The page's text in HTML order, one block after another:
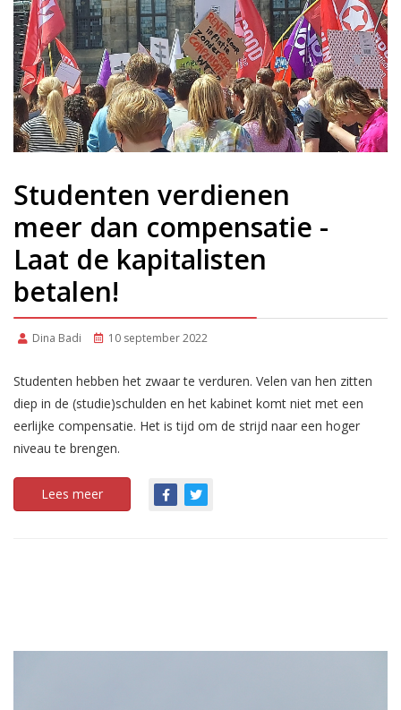
Studenten verdienen
meer dan compensatie -
Laat de kapitalisten
betalen!
Dina Badi 10 september 2022
Studenten hebben het zwaar te verduren. Velen van hen zitten
diep in de (studie)schulden en het kabinet komt niet met een
eerlijke compensatie. Het is tijd om de strijd naar een hoger
niveau te brengen.
Lees meer